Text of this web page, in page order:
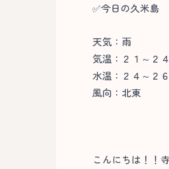
✅今日の久米島
天気：雨
気温：２１～２
水温：２４～２
風向：北東
こんにちは！！